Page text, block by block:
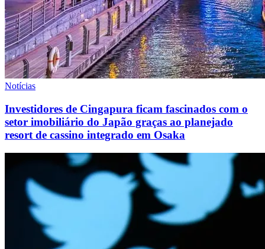
Notícias
Investidores de Cingapura ficam fascinados com o
setor imobiliário do Japão graças ao planejado
resort de cassino integrado em Osaka